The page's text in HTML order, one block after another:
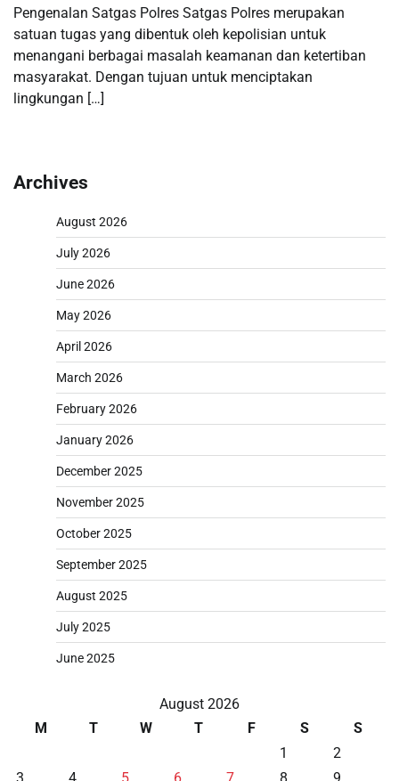
Pengenalan Satgas Polres Satgas Polres merupakan
satuan tugas yang dibentuk oleh kepolisian untuk
menangani berbagai masalah keamanan dan ketertiban
masyarakat. Dengan tujuan untuk menciptakan
lingkungan […]
Archives
August 2026
July 2026
June 2026
May 2026
April 2026
March 2026
February 2026
January 2026
December 2025
November 2025
October 2025
September 2025
August 2025
July 2025
June 2025
August 2026
M
T W T F S
S
1
2
3
4 5 6 7 8
9